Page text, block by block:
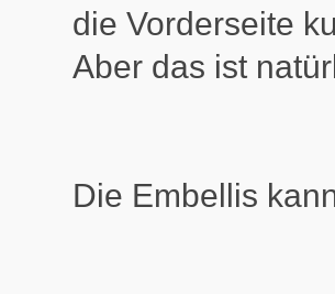
die Vorderseite
Aber das ist
Die Embellis